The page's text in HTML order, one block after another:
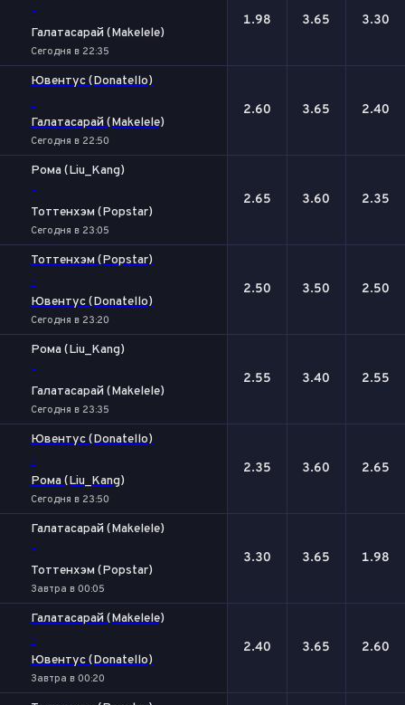
-
Галатасарай (Makelele)
Сегодня в 22:35
1.98 3.65 3.30
Ювентус (Donatello)
-
Галатасарай (Makelele)
Сегодня в 22:50
2.60 3.65 2.40
Рома (Liu_Kang)
-
Тоттенхэм (Popstar)
Сегодня в 23:05
2.65 3.60 2.35
Тоттенхэм (Popstar)
-
Ювентус (Donatello)
Сегодня в 23:20
2.50 3.50 2.50
Рома (Liu_Kang)
-
Галатасарай (Makelele)
Сегодня в 23:35
2.55 3.40 2.55
Ювентус (Donatello)
-
Рома (Liu_Kang)
Сегодня в 23:50
2.35 3.60 2.65
Галатасарай (Makelele)
-
Тоттенхэм (Popstar)
Завтра в 00:05
3.30 3.65 1.98
Галатасарай (Makelele)
-
Ювентус (Donatello)
Завтра в 00:20
2.40 3.65 2.60